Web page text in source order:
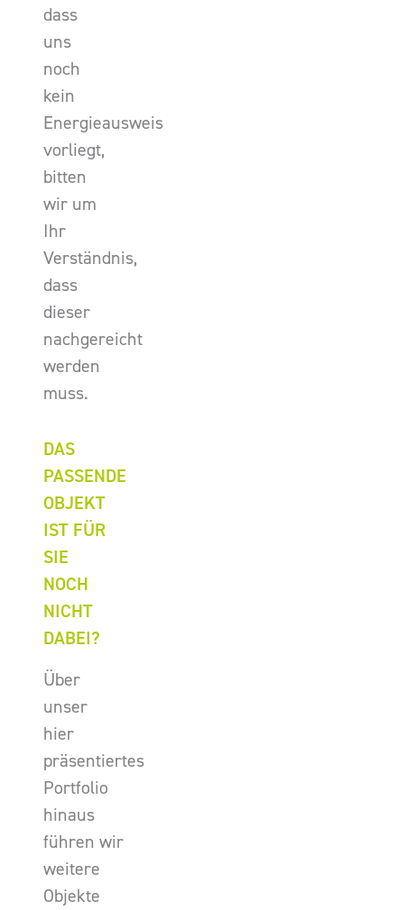
dass
uns
noch
kein
Energieausweis
vorliegt,
bitten
wir um
Ihr
Verständnis,
dass
dieser
nachgereicht
werden
muss.
DAS
PASSENDE
OBJEKT
IST FÜR
SIE
NOCH
NICHT
DABEI?
Über
unser
hier
präsentiertes
Portfolio
hinaus
führen wir
weitere
Objekte